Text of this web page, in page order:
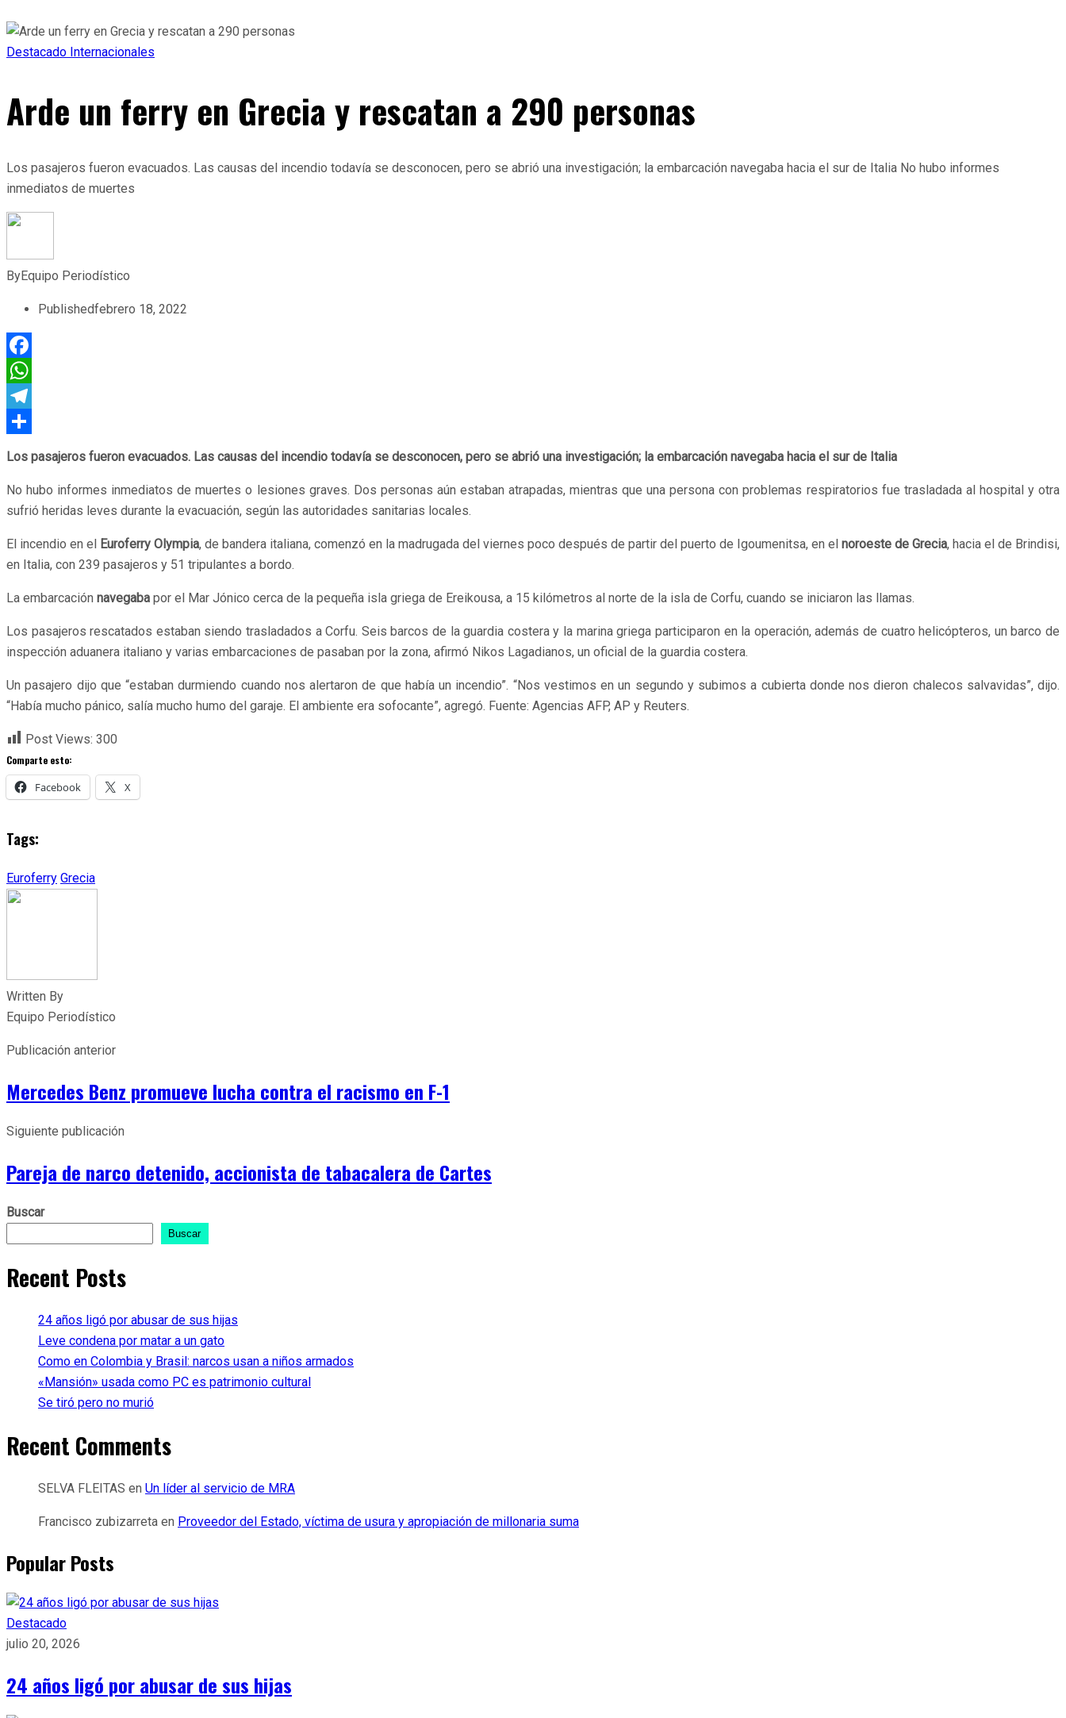
Destacado Internacionales
Arde un ferry en Grecia y rescatan a 290 personas
Los pasajeros fueron evacuados. Las causas del incendio todavía se desconocen, pero se abrió una investigación; la embarcación navegaba hacia el sur de Italia No hubo informes
inmediatos de muertes
ByEquipo Periodístico
Publishedfebrero 18, 2022
Facebook
WhatsApp
Telegram
Los pasajeros fueron evacuados. Las causas del incendio todavía se desconocen, pero se abrió una investigación; la embarcación navegaba hacia el sur de Italia
No hubo informes inmediatos de muertes o lesiones graves. Dos personas aún estaban atrapadas, mientras que una persona con problemas respiratorios fue trasladada al hospital y otra
sufrió heridas leves durante la evacuación, según las autoridades sanitarias locales.
El incendio en el Euroferry Olympia, de bandera italiana, comenzó en la madrugada del viernes poco después de partir del puerto de Igoumenitsa, en el noroeste de Grecia, hacia el de Brindisi,
en Italia, con 239 pasajeros y 51 tripulantes a bordo.
La embarcación navegaba por el Mar Jónico cerca de la pequeña isla griega de Ereikousa, a 15 kilómetros al norte de la isla de Corfu, cuando se iniciaron las llamas.
Los pasajeros rescatados estaban siendo trasladados a Corfu. Seis barcos de la guardia costera y la marina griega participaron en la operación, además de cuatro helicópteros, un barco de
inspección aduanera italiano y varias embarcaciones de pasaban por la zona, afirmó Nikos Lagadianos, un oficial de la guardia costera.
Un pasajero dijo que “estaban durmiendo cuando nos alertaron de que había un incendio”. “Nos vestimos en un segundo y subimos a cubierta donde nos dieron chalecos salvavidas”, dijo.
“Había mucho pánico, salía mucho humo del garaje. El ambiente era sofocante”, agregó. Fuente: Agencias AFP, AP y Reuters.
Post Views: 300
Comparte esto:
Facebook X
Tags:
Euroferry Grecia
Written By
Equipo Periodístico
Publicación anterior
Mercedes Benz promueve lucha contra el racismo en F-1
Siguiente publicación
Pareja de narco detenido, accionista de tabacalera de Cartes
Buscar
Buscar
Recent Posts
24 años ligó por abusar de sus hijas
Leve condena por matar a un gato
Como en Colombia y Brasil: narcos usan a niños armados
«Mansión» usada como PC es patrimonio cultural
Se tiró pero no murió
Recent Comments
SELVA FLEITAS en Un líder al servicio de MRA
Francisco zubizarreta en Proveedor del Estado, víctima de usura y apropiación de millonaria suma
Popular Posts
Destacado
julio 20, 2026
24 años ligó por abusar de sus hijas